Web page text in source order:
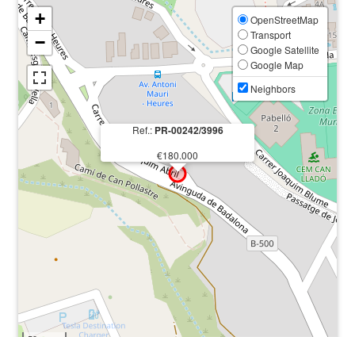
Ref.: PR-00242/3996
€180.000
+
−
OpenStreetMap
Transport
Google Satellite
Google Map
Neighbors